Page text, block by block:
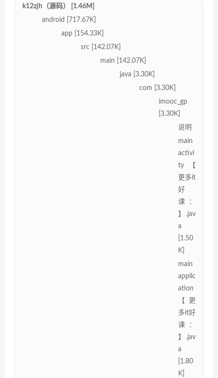
k12zjh（源码） [1.46M]
android [717.67K]
app [154.33K]
src [142.07K]
main [142.07K]
java [3.30K]
com [3.30K]
imooc_gp
[3.30K]
说明
main
activi
ty【
更多it
好
课：
】.jav
a
[1.50
K]
main
applic
ation
【更
多it好
课：
】.jav
a
[1.80
K]